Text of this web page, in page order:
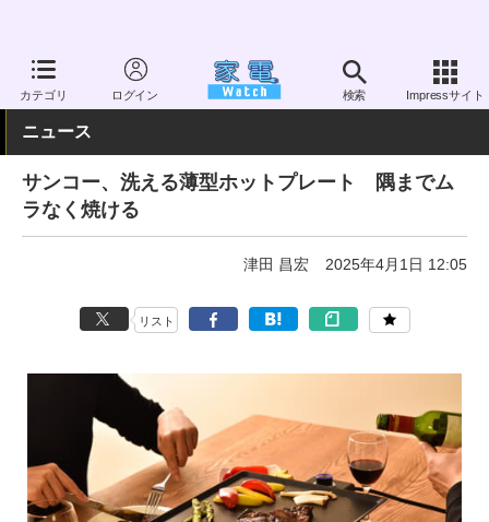
カテゴリ ログイン 検索 Impressサイト
家電 Watch 生活家電 キッチン家電 ホットプレート
ニュース
サンコー、洗える薄型ホットプレート 隅までム
ラなく焼ける
津田 昌宏 2025年4月1日 12:05
リスト